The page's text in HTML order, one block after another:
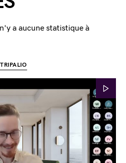
a aucune statistique à